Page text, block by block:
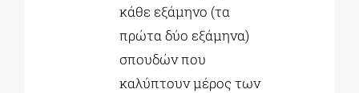
κάθε εξάμηνο (τα
πρώτα δύο εξάμηνα)
σπουδών που
καλύπτουν μέρος των